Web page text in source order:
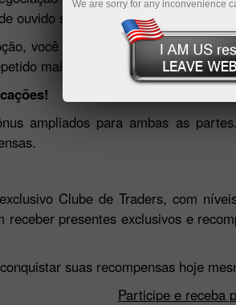
ouvido sem fio de alta qualidade,
você poderá solicitar sua
mais de uma vez, de acordo
ampliados para ambas as
Clube de Traders, com
receber presentes exclusivos e
suas recompensas hoje
Participe e receba
We are sorry for any inconvenience